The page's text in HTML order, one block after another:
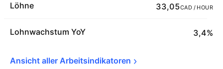
Löhne 33,05CAD / HOUR
Lohnwachstum YoY 3,4%
Ansicht aller Arbeitsindikatoren